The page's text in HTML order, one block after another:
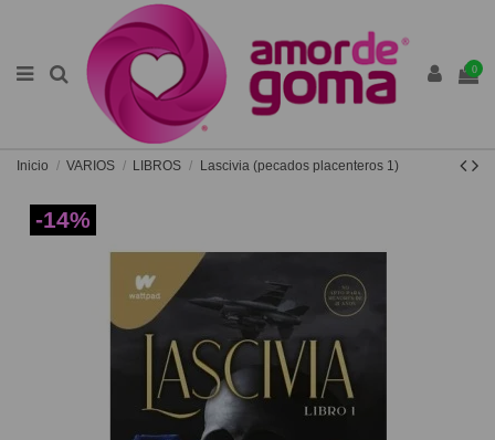
0
Inicio VARIOS LIBROS Lascivia (pecados placenteros 1)
-14%